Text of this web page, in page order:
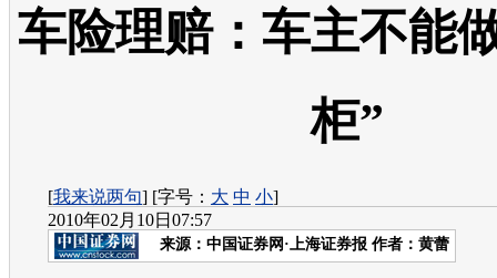
车险理赔：车主不能
柜”
[我来说两句] [字号： 大 中 小]
2010年02月10日07:57
来源： 中国证券网·上海证券报 作者：黄蕾